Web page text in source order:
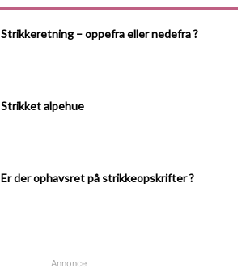
Strikkeretning – oppefra eller nedefra ?
Strikket alpehue
Er der ophavsret på strikkeopskrifter ?
Annonce